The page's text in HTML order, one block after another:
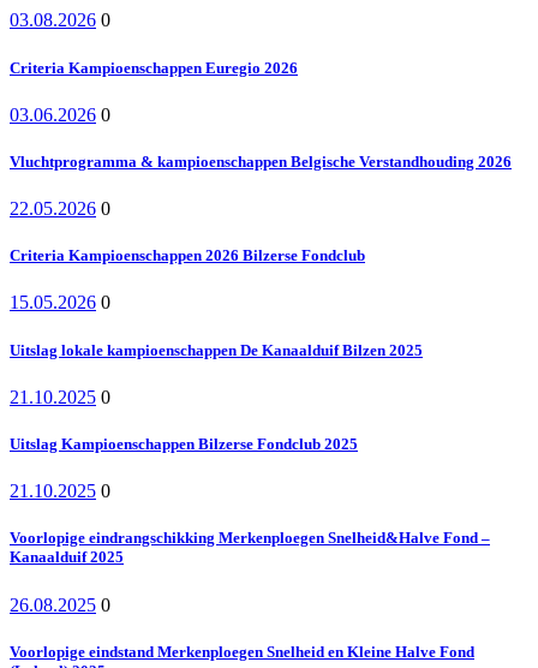
03.08.2026 0
Criteria Kampioenschappen Euregio 2026
03.06.2026 0
Vluchtprogramma & kampioenschappen Belgische Verstandhouding 2026
22.05.2026 0
Criteria Kampioenschappen 2026 Bilzerse Fondclub
15.05.2026 0
Uitslag lokale kampioenschappen De Kanaalduif Bilzen 2025
21.10.2025 0
Uitslag Kampioenschappen Bilzerse Fondclub 2025
21.10.2025 0
Voorlopige eindrangschikking Merkenploegen Snelheid&Halve Fond –
Kanaalduif 2025
26.08.2025 0
Voorlopige eindstand Merkenploegen Snelheid en Kleine Halve Fond